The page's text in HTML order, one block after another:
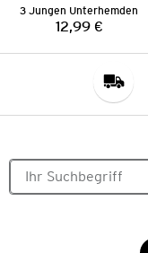
3 Jungen Unterhemden
Preis:
12,99 €